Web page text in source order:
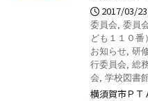
2017/03/23
委員会 委員
ども１１０番）
お知らせ 研
行委員会 総
会 学校図書
横須賀市Ｐ